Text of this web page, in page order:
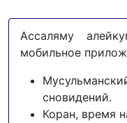
Ассаляму
мобильное
сновидений.
Коран, время